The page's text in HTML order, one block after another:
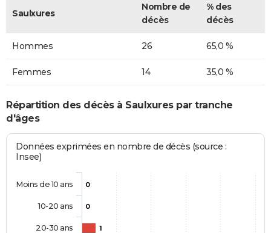
Saulxures
Nombre de
décès
% des
décès
Hommes 26 65,0 %
Femmes 14 35,0 %
Répartition des décès à Saulxures par tranche
d'âges
Données exprimées en nombre de décès (source :
Insee)
0
0
1
Moins de 10 ans
10-20 ans
20-30 ans